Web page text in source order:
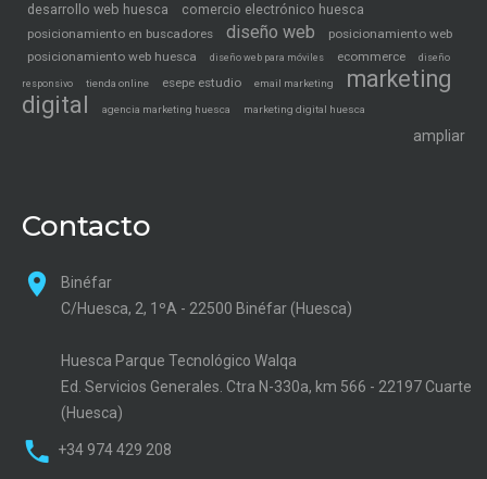
desarrollo web huesca comercio electrónico huesca
posicionamiento en buscadores diseño web
posicionamiento web
posicionamiento web huesca
diseño web para móviles ecommerce diseño
responsivo tienda online esepe estudio email marketing
marketing
digital
agencia marketing huesca marketing digital huesca
ampliar
Contacto
Binéfar
C/Huesca, 2, 1ºA - 22500 Binéfar (Huesca)
Huesca Parque Tecnológico Walqa
Ed. Servicios Generales. Ctra N-330a, km 566 - 22197 Cuarte
(Huesca)
+34 974 429 208